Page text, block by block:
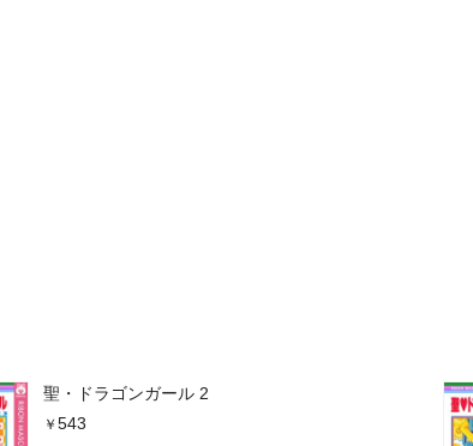
聖・ドラゴンガール 2
543